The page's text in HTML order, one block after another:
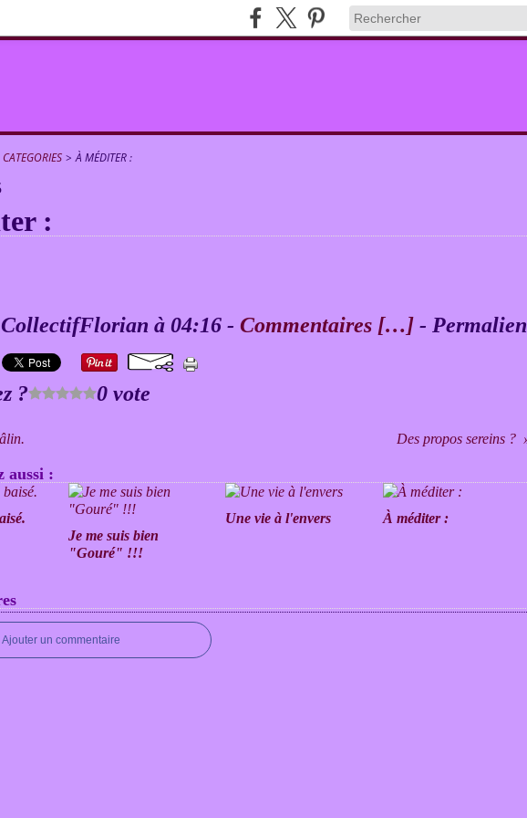
CATEGORIES > À MÉDITER :
:
CollectifFlorian à 04:16 - Commentaires […] - Permalien
? 0 vote
Des propos sereins ?
aussi :
Je me suis bien
"Gouré" !!!
Une vie à l'envers À méditer :
Ajouter un commentaire